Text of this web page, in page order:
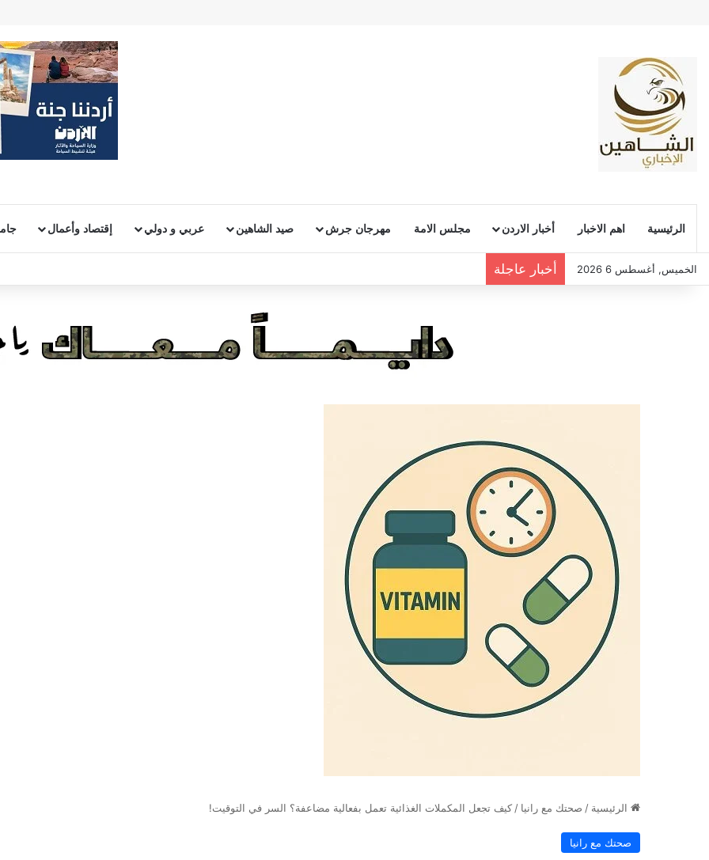
الرئيسية اهم الاخبار أخبار الاردن مجلس الامة مهرجان جرش صيد الشاهين عربي و دولي إقتصاد وأعمال
الخميس, أغسطس 6 2026 أخبار عاجلة
الرئيسية / صحتك مع رانيا / كيف تجعل المكملات الغذائية تعمل بفعالية مضاعفة؟ السر في التوقيت!
صحتك مع رانيا